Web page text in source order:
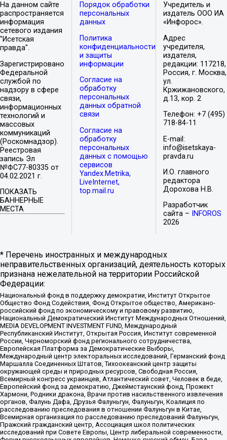
На данном сайте
распространяется
информация
сетевого издания
"Исетская
правда".
Зарегистрировано
Федеральной
службой по
надзору в сфере
связи,
информационных
технологий и
массовых
коммуникаций
(Роскомнадзор).
Реестровая
запись Эл
№ФС77-80335 от
04.02.2021 г.
ПОКАЗАТЬ
БАННЕРНЫЕ
МЕСТА
Порядок обработки
персональных
данных
Политика
конфиденциальности
и защиты
информации
Согласие на
обработку
персональных
данных обратной
связи
Согласие на
обработку
персональных
данных с помощью
сервисов
Yandex.Metrika,
LiveInternet,
top.mail.ru
Учредитель и
издатель ООО ИА
«Инфорос».
Адрес
учредителя,
издателя,
редакции: 117218,
Россия, г. Москва,
ул.
Кржижановского,
д.13, кор. 2
Телефон: +7 (495)
718-84-11
E-mail:
info@isetskaya-
pravda.ru
И.О. главного
редактора
Дорохова Н.В.
Разработчик
сайта –
INFOROS
2026
* Перечень иностранных и международных
неправительственных организаций, деятельность которых
признана нежелательной на территории Российской
Федерации:
Национальный фонд в поддержку демократии, Институт Открытое
Общество Фонд Содействия, Фонд Открытое общество, Американо-
российский фонд по экономическому и правовому развитию,
Национальный Демократический Институт Международных Отношений,
MEDIA DEVELOPMENT INVESTMENT FUND, Международный
Республиканский Институт, Открытая Россия, Институт современной
России, Черноморский фонд регионального сотрудничества,
Европейская Платформа за Демократические Выборы,
Международный центр электоральных исследований, Германский фонд
Маршалла Соединенных Штатов, Тихоокеанский центр защиты
окружающей среды и природных ресурсов, Свободная Россия,
Всемирный конгресс украинцев, Атлантический совет, Человек в беде,
Европейский фонд за демократию, Джеймстаунский фонд, Прожект
Хармони, Родники дракона, Врачи против насильственного извлечения
органов, Фалунь Дафа, Друзья Фалуньгун, Фалуньгун, Коалиция по
расследованию преследования в отношении Фалуньгун в Китае,
Всемирная организация по расследованию преследований Фалуньгун,
Пражский гражданский центр, Ассоциация школ политических
исследований при Совете Европы, Центр либеральной современности,